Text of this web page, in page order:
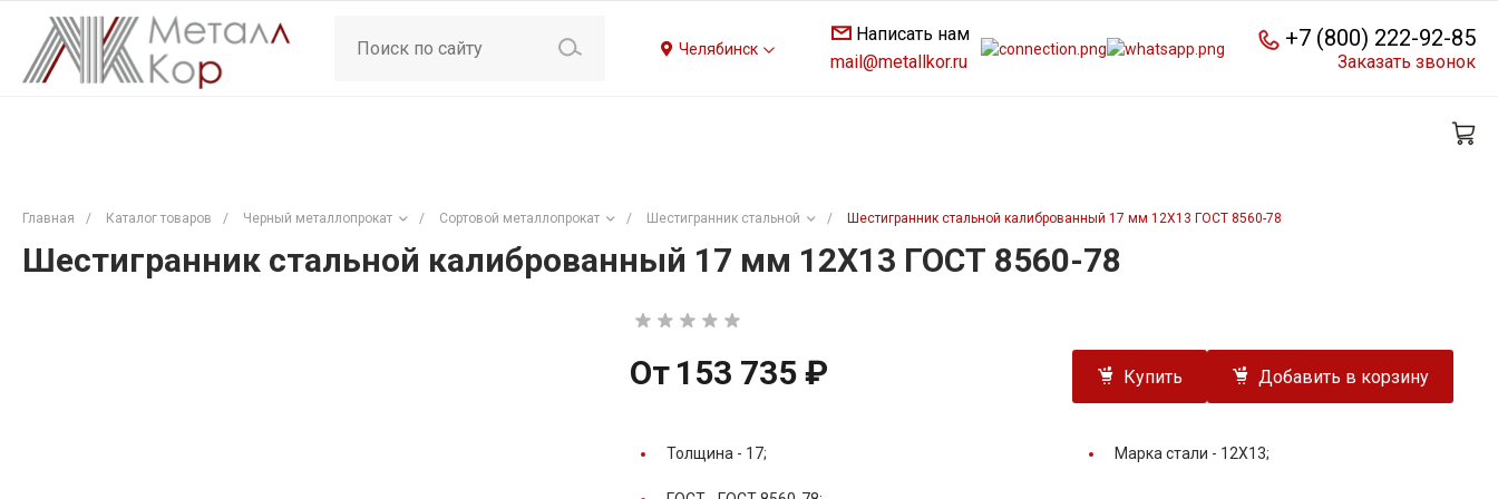
Челябинск
Написать нам
mail@metallkor.ru
+7 (800) 222-92-85
Заказать звонок
Главная / Каталог товаров / Черный металлопрокат / Сортовой металлопрокат / Шестигранник стальной / Шестигранник стальной калиброванный 17 мм 12Х13 ГОСТ 8560-78
Шестигранник стальной калиброванный 17 мм 12Х13 ГОСТ 8560-78
От 153 735 ₽ Купить Добавить в корзину
Толщина - 17; Марка стали - 12Х13;